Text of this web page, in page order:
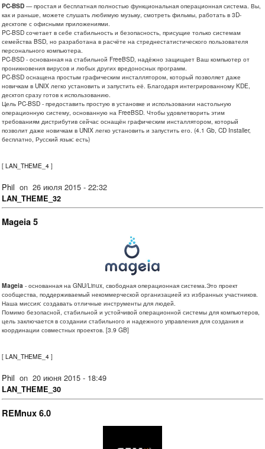
PC-BSD — простая и бесплатная полностью функциональная операционная система. Вы,
как и раньше, можете слушать любимую музыку, смотреть фильмы, работать в 3D-
десктопе с офисными приложениями.
PC-BSD сочетает в себе стабильность и безопасность, присущие только системам
семейства BSD, но разработана в расчёте на стреднестатистического пользователя
персонального компьютера.
PC-BSD - основанная на стабильной FreeBSD, надёжно защищает Ваш компьютер от
проникновения вирусов и любых других вредоносных программ.
PC-BSD оснащена простым графическим инсталлятором, который позволяет даже
новичкам в UNIX легко установить и запустить её. Благодаря интегрированному KDE,
десктоп сразу готов к использованию.
Цель PC-BSD - предоставить простую в установке и использовании настольную
операционную систему, основанную на FreeBSD. Чтобы удовлетворить этим
требованиям дистрибутив сейчас оснащён графическим инсталлятором, который
позволит даже новичкам в UNIX легко установить и запустить его. (4.1 Gb, CD Installer,
бесплатно, Русский язык: есть)
[ LAN_THEME_4 ]
Phil on 26 июля 2015 - 22:32
LAN_THEME_32
Mageia 5
Mageia - основанная на GNU/Linux, свободная операционная система.Это проект
сообщества, поддерживаемый некоммерческой организацией из избранных участников.
Наша миссия: создавать отличные инструменты для людей.
Помимо безопасной, стабильной и устойчивой операционной системы для компьютеров,
цель заключается в создании стабильного и надежного управления для создания и
координации совместных проектов. [3.9 GB]
[ LAN_THEME_4 ]
Phil on 20 июня 2015 - 18:49
LAN_THEME_30
REMnux 6.0